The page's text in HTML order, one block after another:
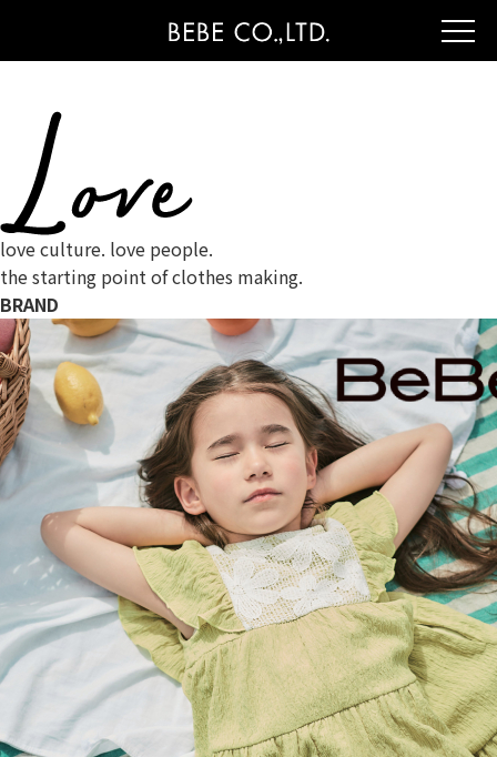
love culture. love people.
the starting point of clothes making.
BRAND